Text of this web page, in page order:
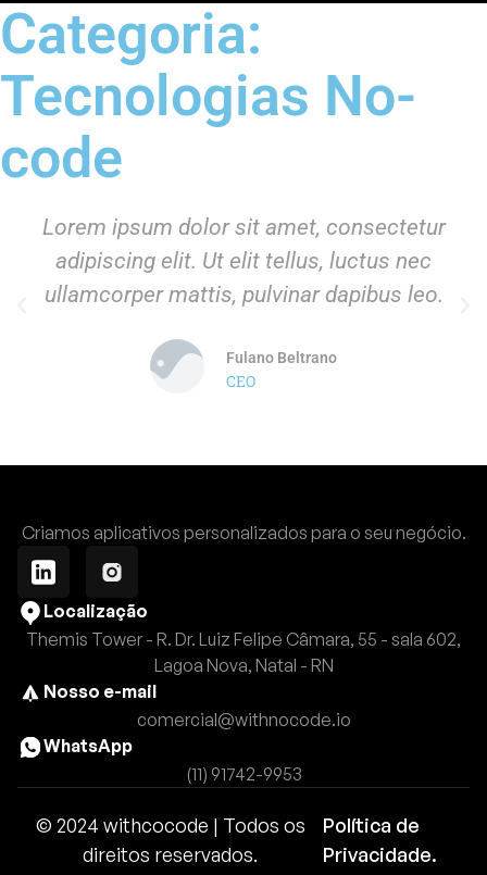
Categoria:
Tecnologias No-
code
Lorem ipsum dolor sit amet, consectetur
adipiscing elit. Ut elit tellus, luctus nec
ullamcorper mattis, pulvinar dapibus leo.
Fulano Beltrano
CEO
Criamos aplicativos personalizados para o seu negócio.
Localização
Themis Tower - R. Dr. Luiz Felipe Câmara, 55 - sala 602,
Lagoa Nova, Natal - RN
Nosso e-mail
comercial@withnocode.io
WhatsApp
(11) 91742-9953
© 2024 withcocode | Todos os
direitos reservados.
Política de
Privacidade.